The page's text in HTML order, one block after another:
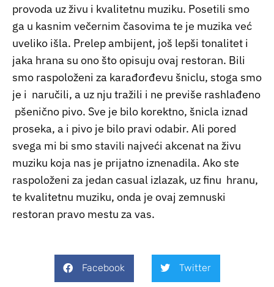
provoda uz živu i kvalitetnu muziku. Posetili smo
ga u kasnim večernim časovima te je muzika već
uveliko išla. Prelep ambijent, još lepši tonalitet i
jaka hrana su ono što opisuju ovaj restoran. Bili
smo raspoloženi za karađorđevu šniclu, stoga smo
je i naručili, a uz nju tražili i ne previše rashlađeno
pšenično pivo. Sve je bilo korektno, šnicla iznad
proseka, a i pivo je bilo pravi odabir. Ali pored
svega mi bi smo stavili najveći akcenat na živu
muziku koja nas je prijatno iznenadila. Ako ste
raspoloženi za jedan casual izlazak, uz finu hranu,
te kvalitetnu muziku, onda je ovaj zemnuski
restoran pravo mestu za vas.
Facebook Twitter